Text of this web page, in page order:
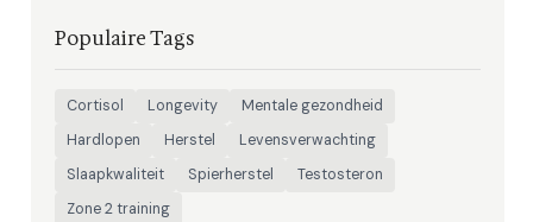
Populaire Tags
Cortisol Longevity
Mentale gezondheid
Hardlopen
Herstel
Levensverwachting
Slaapkwaliteit
Spierherstel
Testosteron
Zone 2 training